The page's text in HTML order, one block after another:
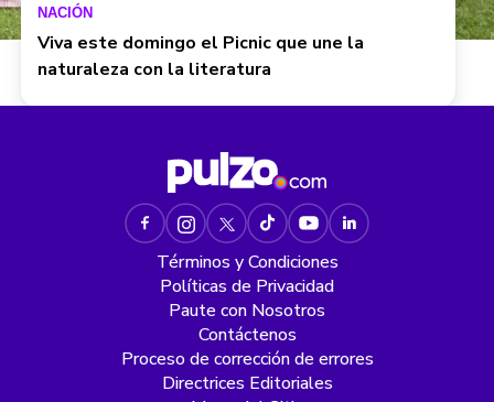
NACIÓN
Viva este domingo el Picnic que une la
naturaleza con la literatura
Términos y Condiciones
Políticas de Privacidad
Paute con Nosotros
Contáctenos
Proceso de corrección de errores
Directrices Editoriales